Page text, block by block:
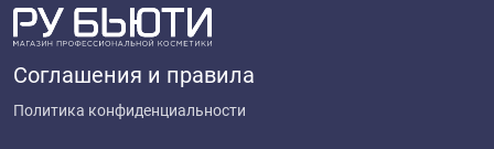
Соглашения и правила
Политика конфиденциальности